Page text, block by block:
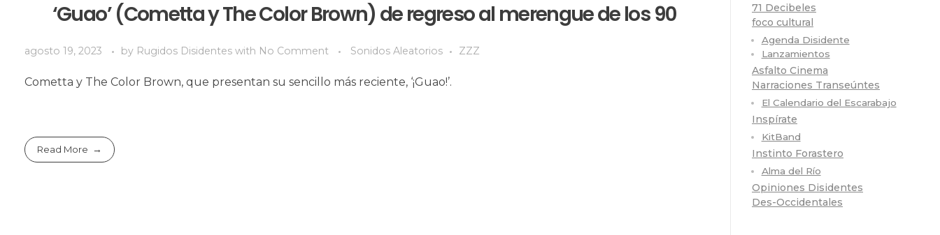
‘Guao’ (Cometta y The Color Brown) de regreso al merengue de los 90
agosto 19, 2023 by Rugidos Disidentes with No Comment Sonidos Aleatorios ZZZ
Cometta y The Color Brown, que presentan su sencillo más reciente, ‘¡Guao!’.
Read More
71 Decibeles
foco cultural
Agenda Disidente
Lanzamientos
Asfalto Cinema
Narraciones Transeúntes
El Calendario del Escarabajo
Inspírate
KitBand
Instinto Forastero
Alma del Río
Opiniones Disidentes
Des-Occidentales